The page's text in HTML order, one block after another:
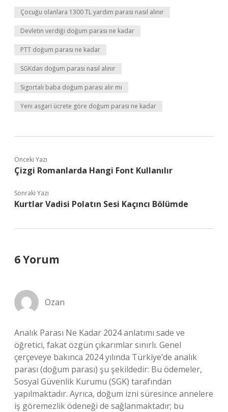
Çocuğu olanlara 1300 TL yardım parası nasıl alınır
Devletin verdiği doğum parası ne kadar
PTT doğum parası ne kadar
SGKdan doğum parası nasıl alınır
Sigortalı baba doğum parası alır mı
Yeni asgari ücrete göre doğum parası ne kadar
Önceki Yazı
Çizgi Romanlarda Hangi Font Kullanılır
Sonraki Yazı
Kurtlar Vadisi Polatın Sesi Kaçıncı Bölümde
6 Yorum
Ozan
Analık Parası Ne Kadar 2024 anlatımı sade ve
öğretici, fakat özgün çıkarımlar sınırlı. Genel
çerçeveye bakınca 2024 yılında Türkiye’de analık
parası (doğum parası) şu şekildedir: Bu ödemeler,
Sosyal Güvenlik Kurumu (SGK) tarafından
yapılmaktadır. Ayrıca, doğum izni süresince annelere
iş göremezlik ödeneği de sağlanmaktadır; bu